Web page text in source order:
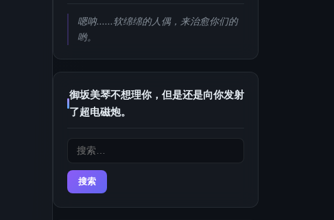
嗯呐......软绵绵的人偶，来治愈你们的
哟。
御坂美琴不想理你，但是还是向你发射
了超电磁炮。
搜